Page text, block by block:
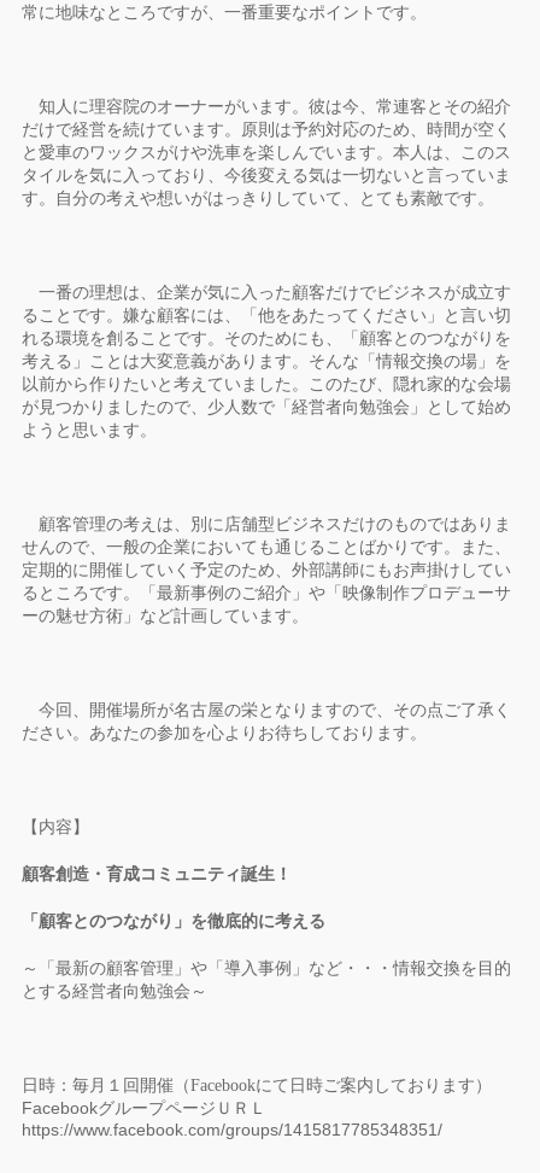
常に地味なところですが、一番重要なポイントです。
知人に理容院のオーナーがいます。彼は今、常連客とその紹介
だけで経営を続けています。原則は予約対応のため、時間が空く
と愛車のワックスがけや洗車を楽しんでいます。本人は、このス
タイルを気に入っており、今後変える気は一切ないと言っていま
す。自分の考えや想いがはっきりしていて、とても素敵です。
一番の理想は、企業が気に入った顧客だけでビジネスが成立す
ることです。嫌な顧客には、「他をあたってください」と言い切
れる環境を創ることです。そのためにも、「顧客とのつながりを
考える」ことは大変意義があります。そんな「情報交換の場」を
以前から作りたいと考えていました。このたび、隠れ家的な会場
が見つかりましたので、少人数で「経営者向勉強会」として始め
ようと思います。
顧客管理の考えは、別に店舗型ビジネスだけのものではありま
せんので、一般の企業においても通じることばかりです。また、
定期的に開催していく予定のため、外部講師にもお声掛けしてい
るところです。「最新事例のご紹介」や「映像制作プロデューサ
ーの魅せ方術」など計画しています。
今回、開催場所が名古屋の栄となりますので、その点ご了承く
ださい。あなたの参加を心よりお待ちしております。
【内容】
顧客創造・育成コミュニティ誕生！
「顧客とのつながり」を徹底的に考える
～「最新の顧客管理」や「導入事例」など・・・情報交換を目的
とする経営者向勉強会～
日時：毎月１回開催（Facebookにて日時ご案内しております）
FacebookグループページＵＲＬ
https://www.facebook.com/groups/1415817785348351/